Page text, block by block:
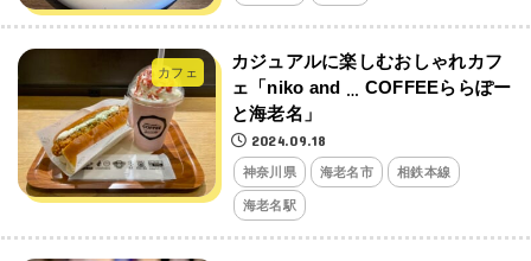
カフェ
カジュアルに楽しむおしゃれカフ
ェ「niko and
… COFFEEららぽー
と海老名」
2024.09.18
神奈川県 海老名市 相鉄本線
海老名駅